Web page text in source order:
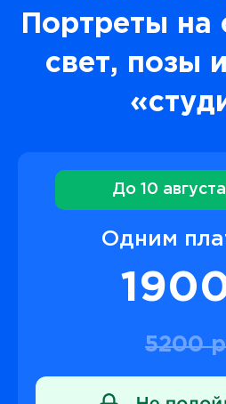
Портреты на
свет, позы
До 10
Одним
5200